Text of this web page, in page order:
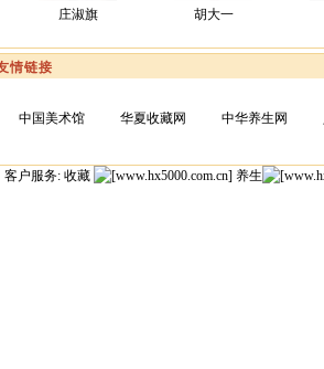
庄淑旗 胡大一
情链接
中国美术馆 华夏收藏网 中华养生网
客户服务: 收藏 养生